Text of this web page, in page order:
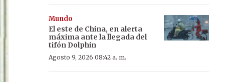
Mundo
El este de China, en alerta
máxima ante la llegada del
tifón Dolphin
Agosto 9, 2026 08:42 a. m.